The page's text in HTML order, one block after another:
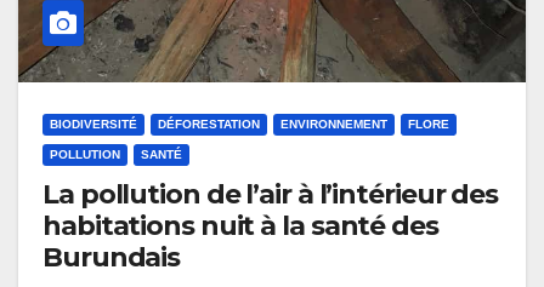
BIODIVERSITÉ DÉFORESTATION ENVIRONNEMENT FLORE
POLLUTION SANTÉ
La pollution de l’air à l’intérieur des
habitations nuit à la santé des
Burundais